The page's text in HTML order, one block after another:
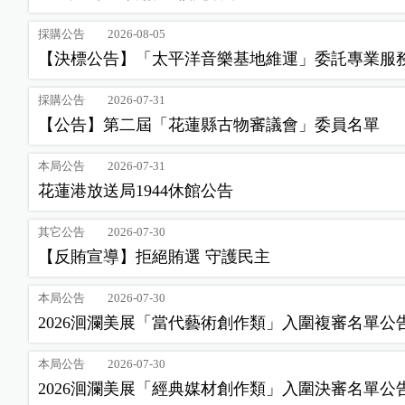
採購公告 2026-08-05
【決標公告】「太平洋音樂基地維運」委託專業服
採購公告 2026-07-31
【公告】第二屆「花蓮縣古物審議會」委員名單
本局公告 2026-07-31
花蓮港放送局1944休館公告
其它公告 2026-07-30
【反賄宣導】拒絕賄選 守護民主
本局公告 2026-07-30
2026洄瀾美展「當代藝術創作類」入圍複審名單公
本局公告 2026-07-30
2026洄瀾美展「經典媒材創作類」入圍決審名單公